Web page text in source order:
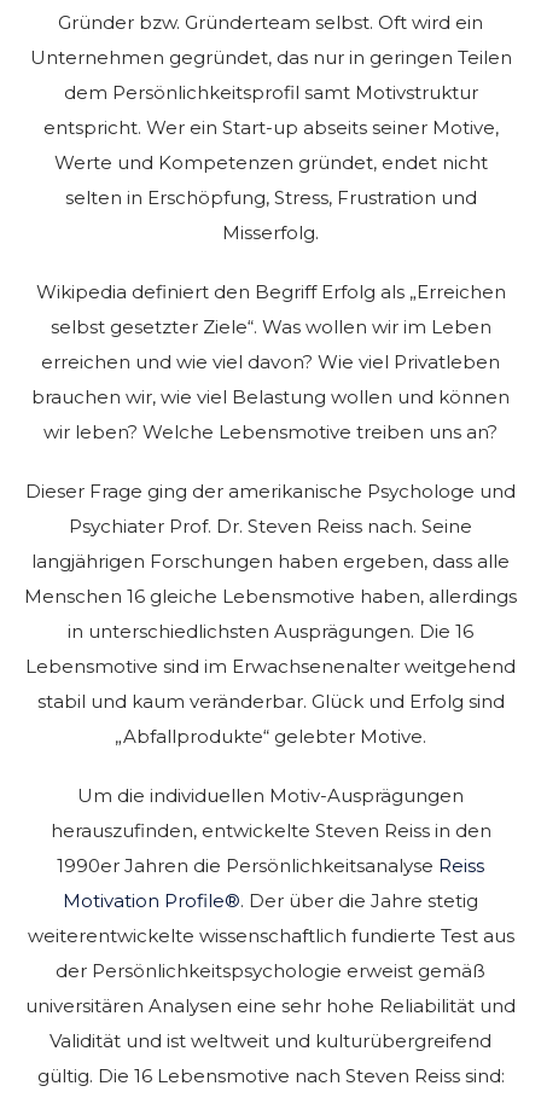
Gründer bzw. Gründerteam selbst. Oft wird ein
Unternehmen gegründet, das nur in geringen Teilen
dem Persönlichkeitsprofil samt Motivstruktur
entspricht. Wer ein Start-up abseits seiner Motive,
Werte und Kompetenzen gründet, endet nicht
selten in Erschöpfung, Stress, Frustration und
Misserfolg.
Wikipedia definiert den Begriff Erfolg als „Erreichen
selbst gesetzter Ziele“. Was wollen wir im Leben
erreichen und wie viel davon? Wie viel Privatleben
brauchen wir, wie viel Belastung wollen und können
wir leben? Welche Lebensmotive treiben uns an?
Dieser Frage ging der amerikanische Psychologe und
Psychiater Prof. Dr. Steven Reiss nach. Seine
langjährigen Forschungen haben ergeben, dass alle
Menschen 16 gleiche Lebensmotive haben, allerdings
in unterschiedlichsten Ausprägungen. Die 16
Lebensmotive sind im Erwachsenenalter weitgehend
stabil und kaum veränderbar. Glück und Erfolg sind
„Abfallprodukte“ gelebter Motive.
Um die individuellen Motiv-Ausprägungen
herauszufinden, entwickelte Steven Reiss in den
1990er Jahren die Persönlichkeitsanalyse Reiss
Motivation Profile®. Der über die Jahre stetig
weiterentwickelte wissenschaftlich fundierte Test aus
der Persönlichkeitspsychologie erweist gemäß
universitären Analysen eine sehr hohe Reliabilität und
Validität und ist weltweit und kulturübergreifend
gültig. Die 16 Lebensmotive nach Steven Reiss sind: